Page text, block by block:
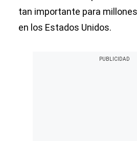
tan importante para
en los Estados Unidos.